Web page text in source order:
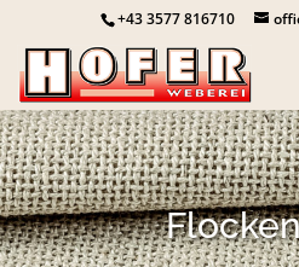
+43 3577 816710